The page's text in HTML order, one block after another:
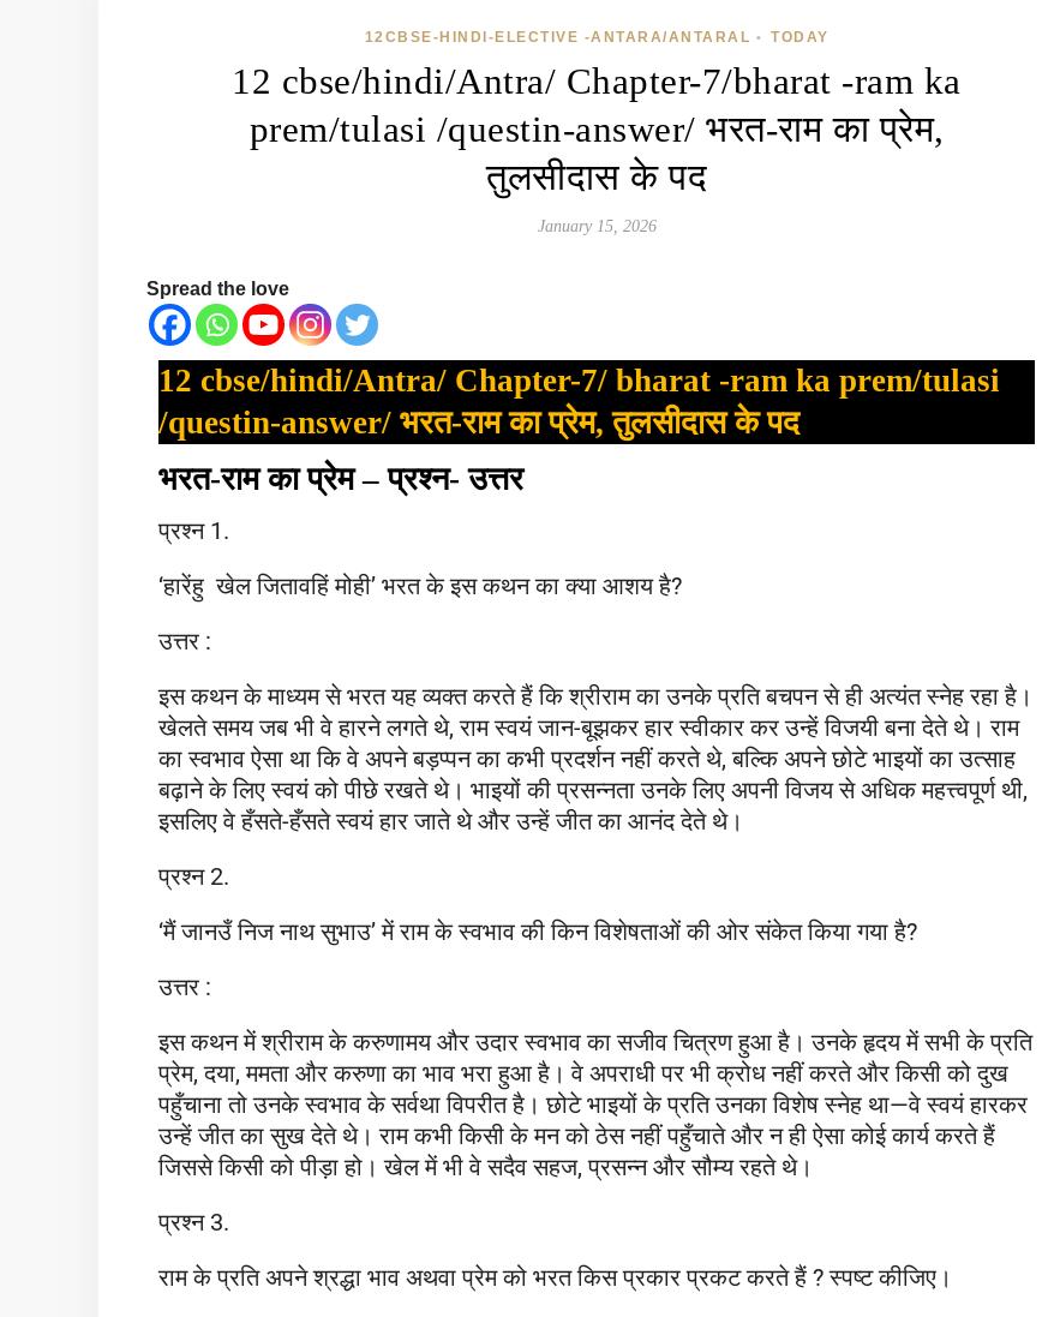
12CBSE-HINDI-ELECTIVE -ANTARA/ANTARAL • TODAY
12 cbse/hindi/Antra/ Chapter-7/bharat -ram ka
prem/tulasi /questin-answer/ भरत-राम का प्रेम,
तुलसीदास के पद
January 15, 2026
Spread the love
12 cbse/hindi/Antra/ Chapter-7/ bharat -ram ka prem/tulasi
/questin-answer/ भरत-राम का प्रेम, तुलसीदास के पद
भरत-राम का प्रेम – प्रश्न- उत्तर
प्रश्न 1.
‘हारेंहु खेल जितावहिं मोही’ भरत के इस कथन का क्या आशय है?
उत्तर :
इस कथन के माध्यम से भरत यह व्यक्त करते हैं कि श्रीराम का उनके प्रति बचपन से ही अत्यंत स्नेह रहा है।
खेलते समय जब भी वे हारने लगते थे, राम स्वयं जान-बूझकर हार स्वीकार कर उन्हें विजयी बना देते थे। राम
का स्वभाव ऐसा था कि वे अपने बड़प्पन का कभी प्रदर्शन नहीं करते थे, बल्कि अपने छोटे भाइयों का उत्साह
बढ़ाने के लिए स्वयं को पीछे रखते थे। भाइयों की प्रसन्नता उनके लिए अपनी विजय से अधिक महत्त्वपूर्ण थी,
इसलिए वे हँसते-हँसते स्वयं हार जाते थे और उन्हें जीत का आनंद देते थे।
प्रश्न 2.
‘मैं जानउँ निज नाथ सुभाउ’ में राम के स्वभाव की किन विशेषताओं की ओर संकेत किया गया है?
उत्तर :
इस कथन में श्रीराम के करुणामय और उदार स्वभाव का सजीव चित्रण हुआ है। उनके हृदय में सभी के प्रति
प्रेम, दया, ममता और करुणा का भाव भरा हुआ है। वे अपराधी पर भी क्रोध नहीं करते और किसी को दुख
पहुँचाना तो उनके स्वभाव के सर्वथा विपरीत है। छोटे भाइयों के प्रति उनका विशेष स्नेह था—वे स्वयं हारकर
उन्हें जीत का सुख देते थे। राम कभी किसी के मन को ठेस नहीं पहुँचाते और न ही ऐसा कोई कार्य करते हैं
जिससे किसी को पीड़ा हो। खेल में भी वे सदैव सहज, प्रसन्न और सौम्य रहते थे।
प्रश्न 3.
राम के प्रति अपने श्रद्धा भाव अथवा प्रेम को भरत किस प्रकार प्रकट करते हैं ? स्पष्ट कीजिए।